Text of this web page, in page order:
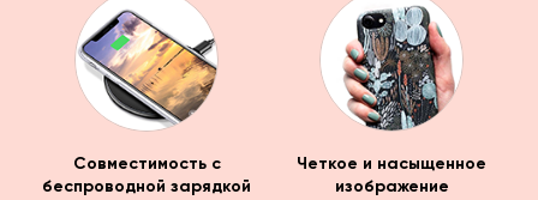
Совместимость с
беспроводной зарядкой
Четкое и насыщенное
изображение